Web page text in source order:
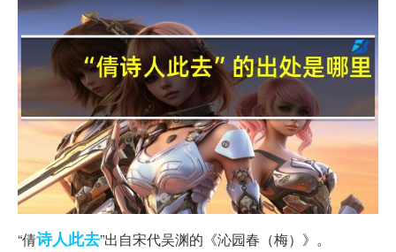
“倩诗人此去”出自宋代吴渊的《沁园春（梅）》。